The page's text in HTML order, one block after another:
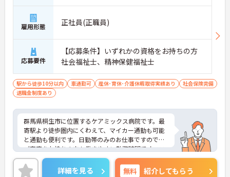
雇用形態 正社員(正職員)
応募要件
【応募条件】いずれかの資格をお持ちの方
社会福祉士、精神保健福祉士
駅から徒歩10分以内 車通勤可 産休･育休･介護休暇取得実績あり
社会保険完備
退職金制度あり
群馬県桐生市に位置するケアミックス病院です。最
寄駅より徒歩圏内にくわえて、マイカー通勤も可能
と通勤も便利です。日勤帯のみのお仕事ですので、
ご家庭をお持ちの方も働きやすい勤務時間でオスス
メです！ご興味をお持ちの方はお気軽にお問い合わ
せください。詳細を見る 無料 紹介してもらう